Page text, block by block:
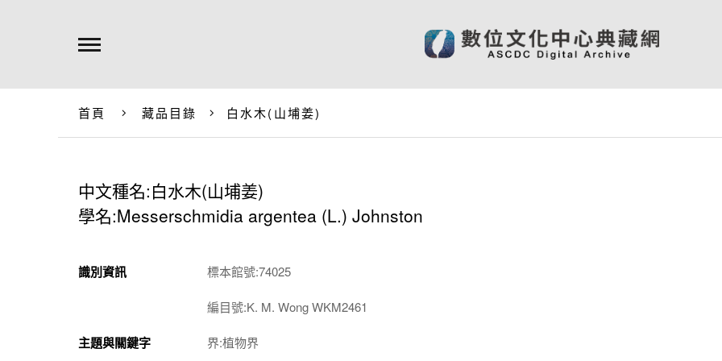
首頁 藏品目錄 白水木(山埔姜)
中文種名:白水木(山埔姜)
學名:Messerschmidia argentea (L.) Johnston
識別資訊 標本館號:74025
編目號:K. M. Wong WKM2461
主題與關鍵字 界:植物界